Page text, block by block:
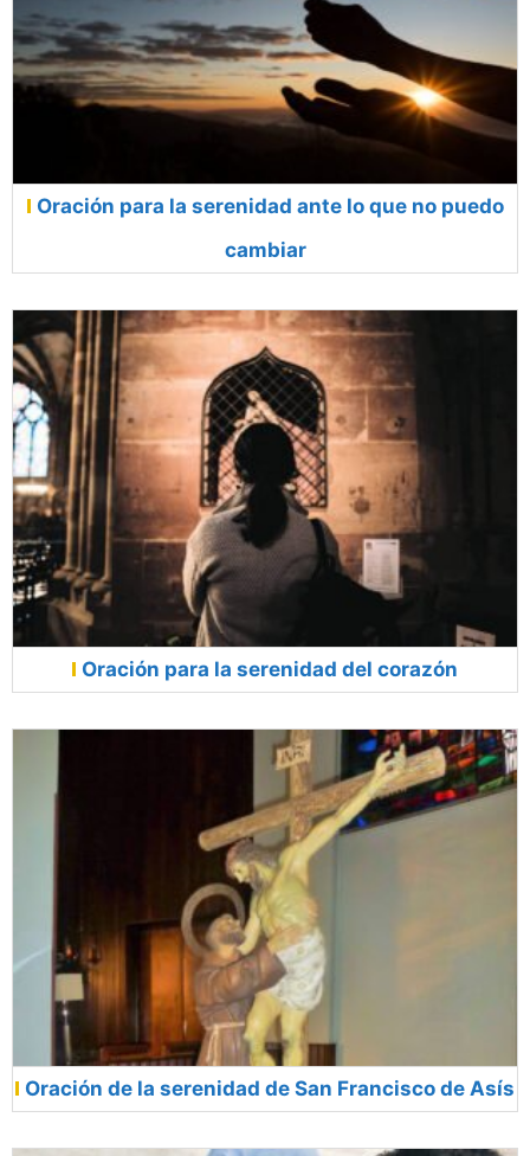
Oración para la serenidad ante lo que no puedo
cambiar
Oración para la serenidad del corazón
Oración de la serenidad de San Francisco de Asís